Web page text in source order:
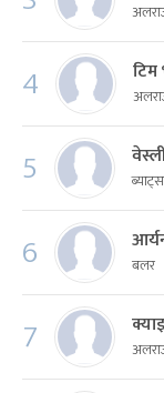
4
5
6 बलर
7